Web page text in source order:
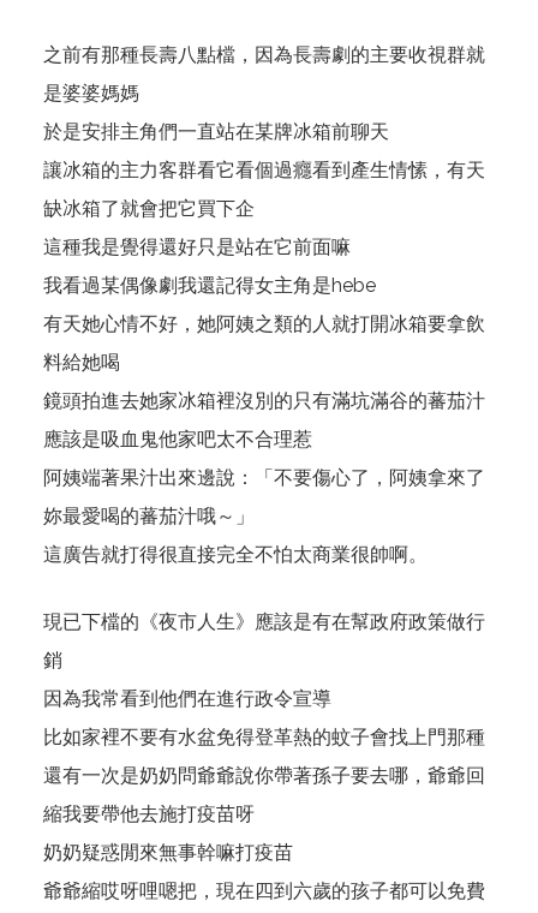
之前有那種長壽八點檔，因為長壽劇的主要收視群就
是婆婆媽媽
於是安排主角們一直站在某牌冰箱前聊天
讓冰箱的主力客群看它看個過癮看到產生情愫，有天
缺冰箱了就會把它買下企
這種我是覺得還好只是站在它前面嘛
我看過某偶像劇我還記得女主角是hebe
有天她心情不好，她阿姨之類的人就打開冰箱要拿飲
料給她喝
鏡頭拍進去她家冰箱裡沒別的只有滿坑滿谷的蕃茄汁
應該是吸血鬼他家吧太不合理惹
阿姨端著果汁出來邊說：「不要傷心了，阿姨拿來了
妳最愛喝的蕃茄汁哦～」
這廣告就打得很直接完全不怕太商業很帥啊。
現已下檔的《夜市人生》應該是有在幫政府政策做行
銷
因為我常看到他們在進行政令宣導
比如家裡不要有水盆免得登革熱的蚊子會找上門那種
還有一次是奶奶問爺爺說你帶著孫子要去哪，爺爺回
縮我要帶他去施打疫苗呀
奶奶疑惑閒來無事幹嘛打疫苗
爺爺縮哎呀哩嗯把，現在四到六歲的孩子都可以免費